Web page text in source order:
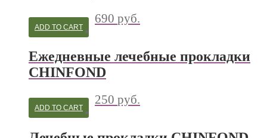
690 руб.
ADD TO CART
Ежедневные лечебные прокладки
CHINFOND
250 руб.
ADD TO CART